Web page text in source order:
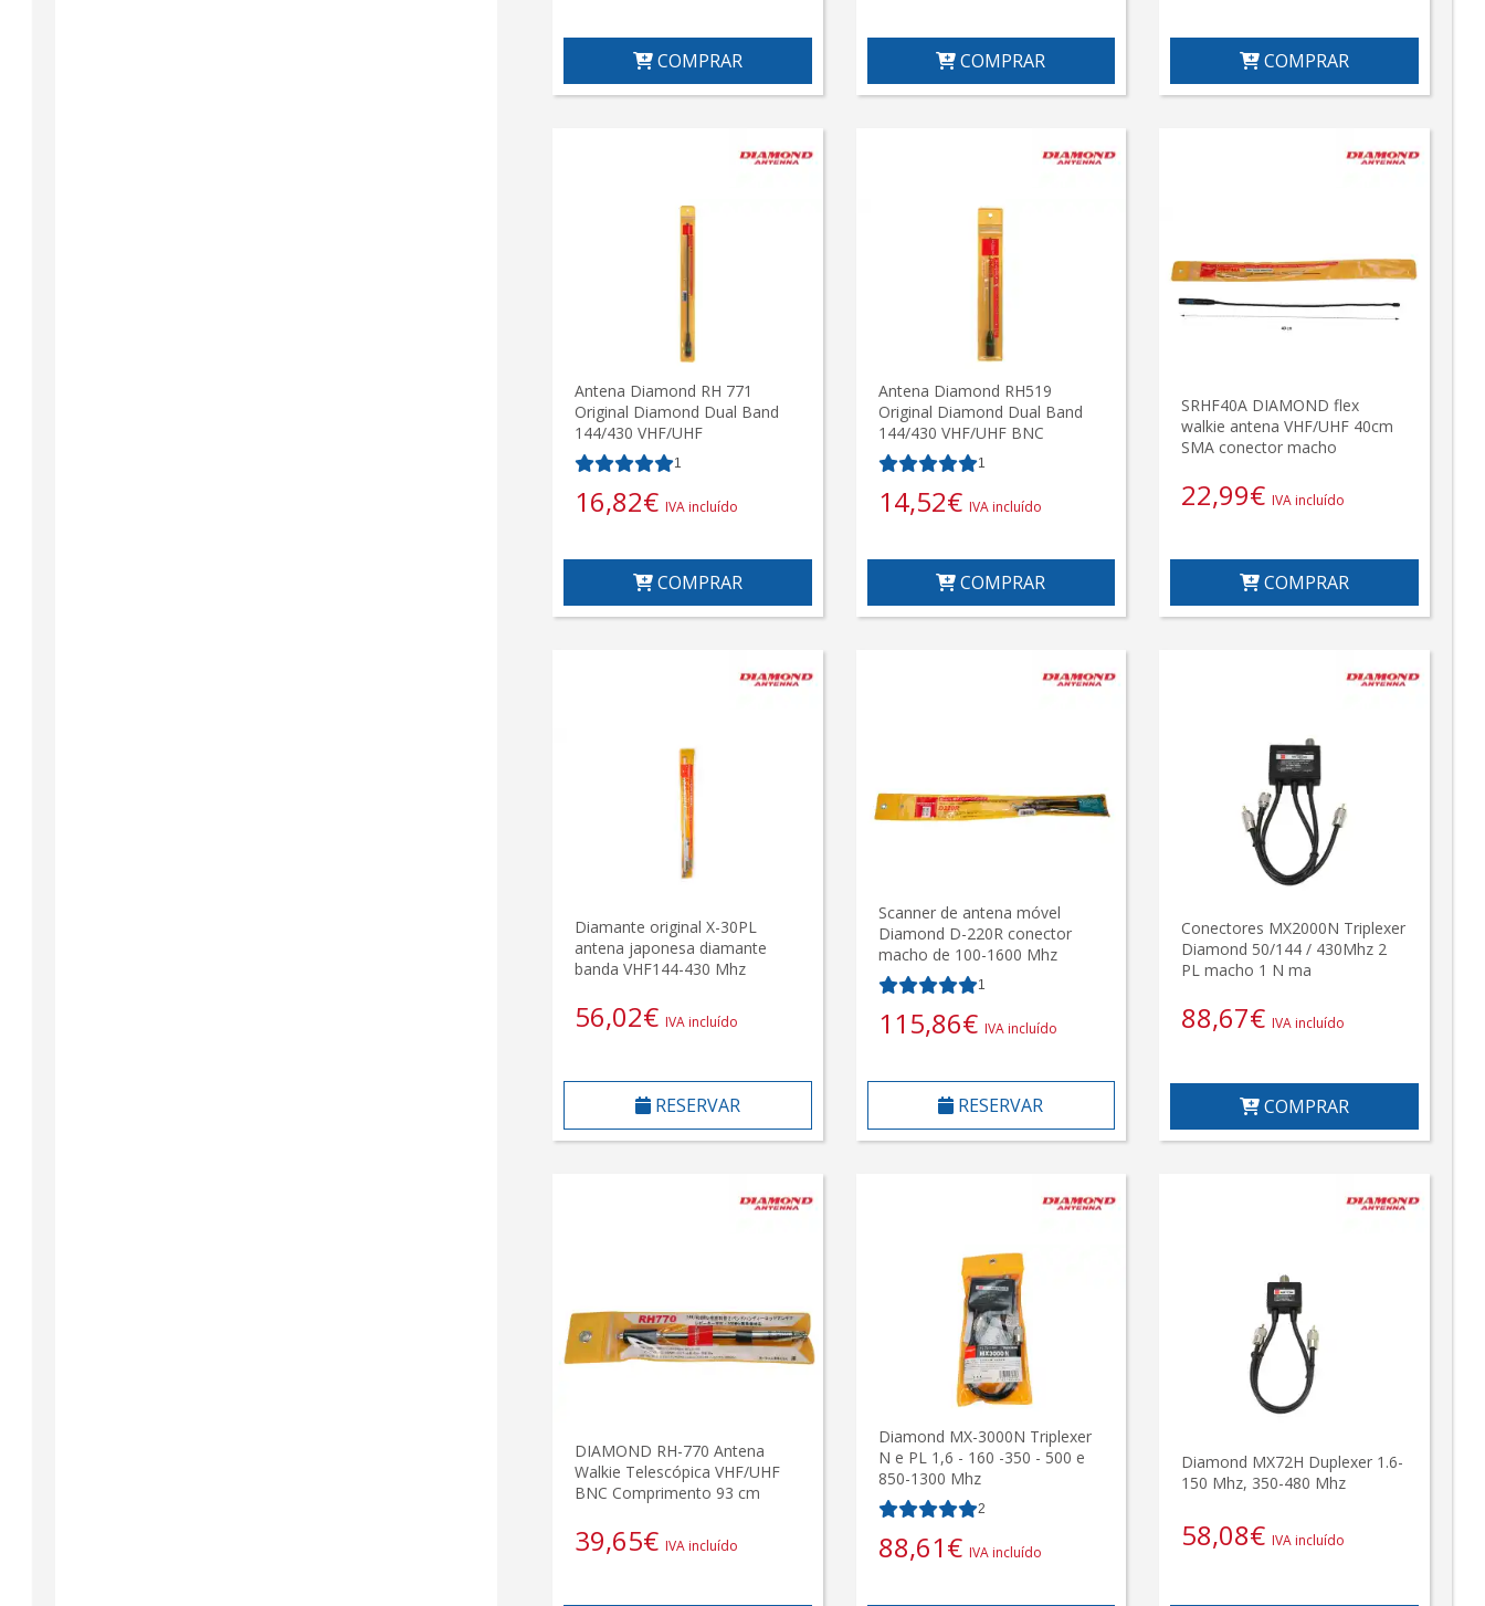
COMPRAR COMPRAR COMPRAR
Antena Diamond RH 771
Original Diamond Dual Band
144/430 VHF/UHF
1
16,82€ IVA incluído
COMPRAR
Antena Diamond RH519
Original Diamond Dual Band
144/430 VHF/UHF BNC
1
14,52€ IVA incluído
COMPRAR
SRHF40A DIAMOND flex
walkie antena VHF/UHF 40cm
SMA conector macho
22,99€ IVA incluído
COMPRAR
Diamante original X-30PL
antena japonesa diamante
banda VHF144-430 Mhz
56,02€ IVA incluído
RESERVAR
Scanner de antena móvel
Diamond D-220R conector
macho de 100-1600 Mhz
1
115,86€ IVA incluído
RESERVAR
Conectores MX2000N Triplexer
Diamond 50/144 / 430Mhz 2
PL macho 1 N ma
88,67€ IVA incluído
COMPRAR
DIAMOND RH-770 Antena
Walkie Telescópica VHF/UHF
BNC Comprimento 93 cm
39,65€ IVA incluído
Diamond MX-3000N Triplexer
N e PL 1,6 - 160 -350 - 500 e
850-1300 Mhz
2
88,61€ IVA incluído
Diamond MX72H Duplexer 1.6-
150 Mhz, 350-480 Mhz
58,08€ IVA incluído